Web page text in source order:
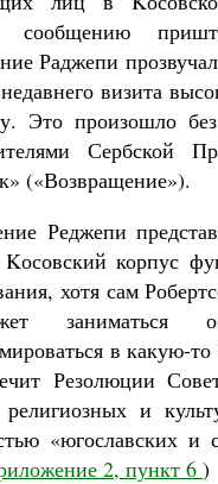
сообщению
Раджепи
визита
Это произошло без
Сербской
(«Возвращение»).
Реджепи
Kосовский корпус
хотя сам
заниматься
в какую-
Резолюции
и
«югославских
2, пункт 6 )